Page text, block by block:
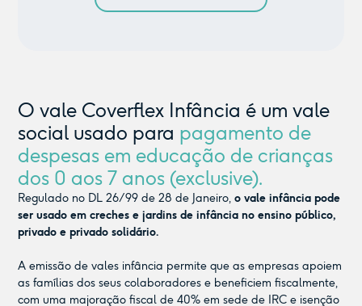
O vale Coverflex Infância é um vale
social usado para pagamento de
despesas em educação de crianças
dos 0 aos 7 anos (exclusive).
Regulado no DL 26/99 de 28 de Janeiro,o vale infância pode
ser usado em creches e jardins de infância no ensino público,
privado e privado solidário.
A emissão de vales infância permite que as empresas apoiem
as famílias dos seus colaboradores e beneficiem fiscalmente,
com uma majoração fiscal de 40% em sede de IRC e isenção